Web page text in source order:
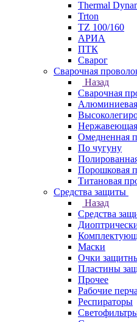
Thermal
Trton
TZ 100/160
АРИА
ПТК
Сварог
Сварочная
Назад
Сварочная
Омедненная
По чугуну
Порошковая
Титановая
Средства защиты
Назад
Средства
Маски
Очки
Пластины
Прочее
Рабочие
Респираторы